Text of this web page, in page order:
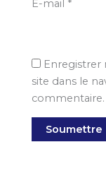
E-mail *
site dans le
commentaire.